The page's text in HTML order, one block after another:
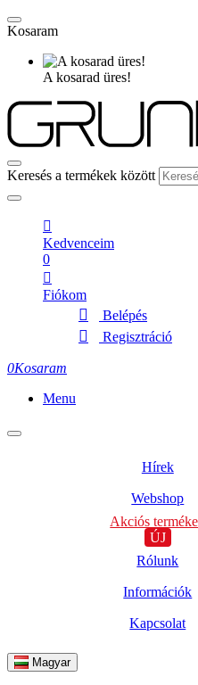
Kosaram
A kosarad üres!
Keresés a termékek között
Kedvenceim
0
Fiókom
Belépés
Regisztráció
0Kosaram
Menu
Hírek
Webshop
Akciós
ÚJ
Rólunk
Információk
Kapcsolat
Magyar